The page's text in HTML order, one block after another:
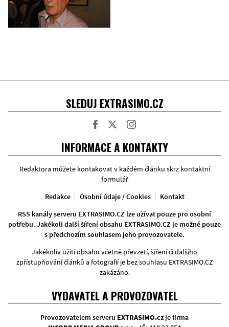
SLEDUJ EXTRASIMO.CZ
INFORMACE A KONTAKTY
Redaktora můžete kontakovat v každém článku skrz kontaktní
formulář
Redakce
Osobní údaje / Cookies
Kontakt
RSS kanály serveru EXTRASIMO.CZ lze užívat pouze pro osobní
potřebu. Jakékoli další šíření obsahu EXTRASIMO.CZ je možné pouze
s předchozím souhlasem jeho provozovatele.
Jakékoliv užití obsahu včetně převzetí, šíření či dalšího
zpřístupňování článků a fotografií je bez souhlasu EXTRASIMO.CZ
zakázáno.
VYDAVATEL A PROVOZOVATEL
Provozovatelem serveru EXTRASIMO.czje firma